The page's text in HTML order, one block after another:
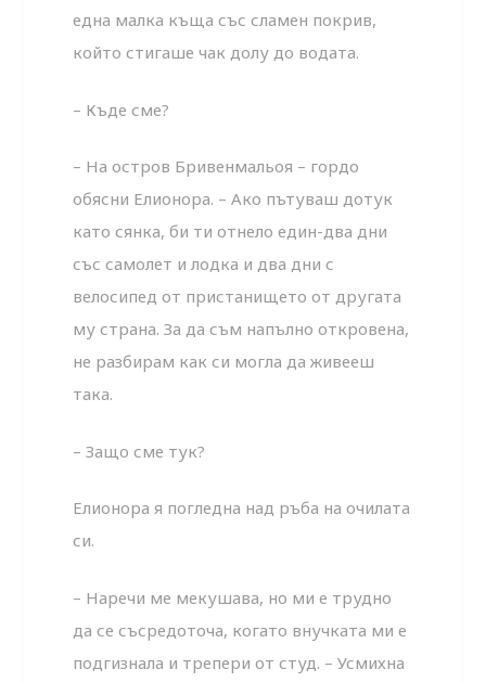
една малка къща със сламен покрив,
който стигаше чак долу до водата.
– Къде сме?
– На остров Бривенмальоя – гордо
обясни Елионора. – Ако пътуваш дотук
като сянка, би ти отнело един-два дни
със самолет и лодка и два дни с
велосипед от пристанището от другата
му страна. За да съм напълно откровена,
не разбирам как си могла да живееш
така.
– Защо сме тук?
Елионора я погледна над ръба на очилата
си.
– Наречи ме мекушава, но ми е трудно
да се съсредоточа, когато внучката ми е
подгизнала и трепери от студ. – Усмихна